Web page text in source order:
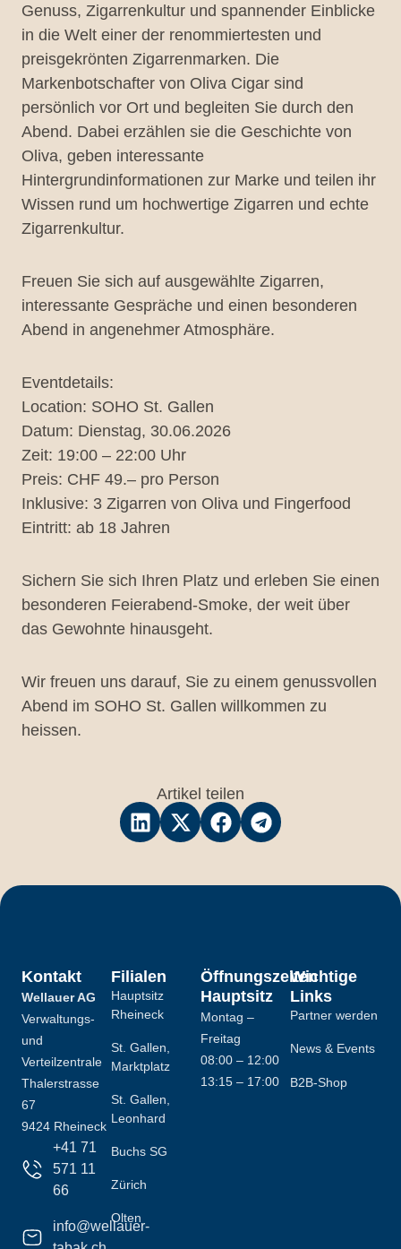
Genuss, Zigarrenkultur und spannender Einblicke
in die Welt einer der renommiertesten und
preisgekrönten Zigarrenmarken. Die
Markenbotschafter von Oliva Cigar sind
persönlich vor Ort und begleiten Sie durch den
Abend. Dabei erzählen sie die Geschichte von
Oliva, geben interessante
Hintergrundinformationen zur Marke und teilen ihr
Wissen rund um hochwertige Zigarren und echte
Zigarrenkultur.
Freuen Sie sich auf ausgewählte Zigarren,
interessante Gespräche und einen besonderen
Abend in angenehmer Atmosphäre.
Eventdetails:
Location: SOHO St. Gallen
Datum: Dienstag, 30.06.2026
Zeit: 19:00 – 22:00 Uhr
Preis: CHF 49.– pro Person
Inklusive: 3 Zigarren von Oliva und Fingerfood
Eintritt: ab 18 Jahren
Sichern Sie sich Ihren Platz und erleben Sie einen
besonderen Feierabend-Smoke, der weit über
das Gewohnte hinausgeht.
Wir freuen uns darauf, Sie zu einem genussvollen
Abend im SOHO St. Gallen willkommen zu
heissen.
Artikel teilen
Kontakt
Wellauer AG
Verwaltungs-
und
Verteilzentrale
Thalerstrasse
67
9424 Rheineck
+41 71
571 11
66
info@wellauer-
Filialen
Hauptsitz
Rheineck
St. Gallen,
Marktplatz
St. Gallen,
Leonhard
Buchs SG
Zürich
Olten
Öffnungszeiten
Hauptsitz
Montag –
Freitag
08:00 – 12:00
13:15 – 17:00
Wichtige
Links
Partner werden
News & Events
B2B-Shop